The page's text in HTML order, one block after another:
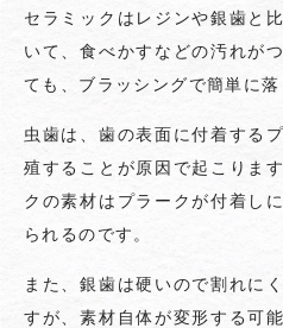
セラミックはレジンや銀歯と
いて、食べかすなどの汚れが
ても、ブラッシングで簡単に落
虫歯は、歯の表面に付着する
殖することが原因で起こりま
クの素材はプラークが付着し
られるのです。
また、銀歯は硬いので割れに
すが、素材自体が変形する可